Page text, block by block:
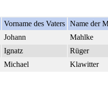
Vorname des Vaters Name der
Johann Mahlke
Ignatz Rüger
Michael Klawitter